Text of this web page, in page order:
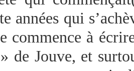
années qui
commence à
de Jouve, et